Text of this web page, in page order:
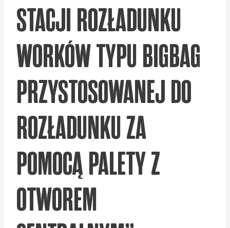
STACJI ROZŁADUNKU
WORKÓW TYPU BIGBAG
PRZYSTOSOWANEJ DO
ROZŁADUNKU ZA
POMOCĄ PALETY Z
OTWOREM